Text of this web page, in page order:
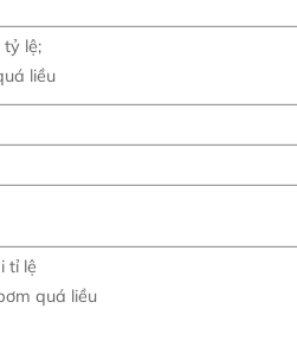
lệ;
liều
tỉ lệ
quá liều